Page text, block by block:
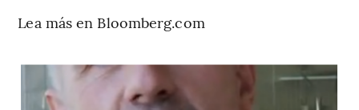
Lea más en Bloomberg.com